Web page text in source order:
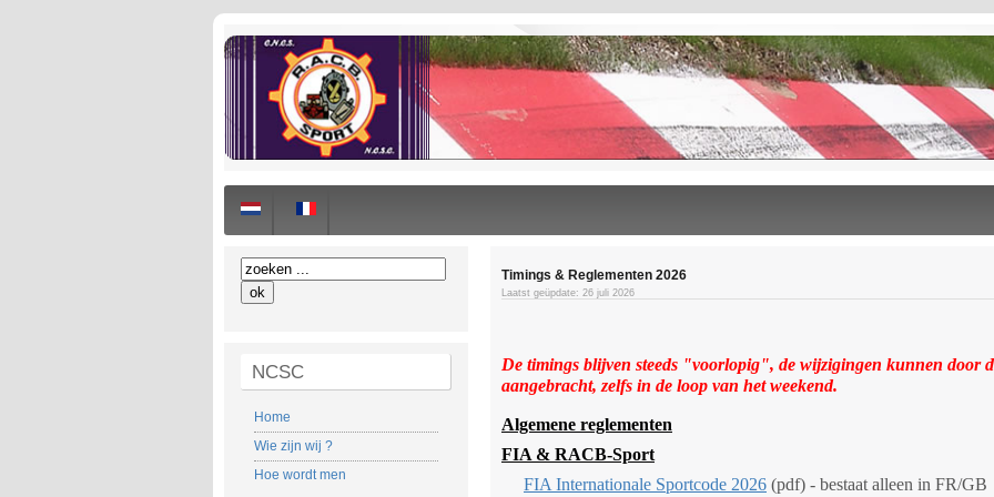
NCSC
Home
Wie zijn wij ?
Hoe wordt men
Timings & Reglementen 2026
Laatst geüpdate: 26 juli 2026
De timings blijven steeds "voorlopig", de wijzigingen kunnen door
aangebracht, zelfs in de loop van het weekend.
Algemene reglementen
FIA & RACB-Sport
FIA Internationale Sportcode 2026 (pdf) - bestaat alleen in FR/GB